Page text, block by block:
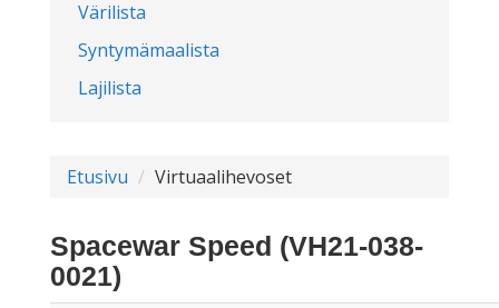
Värilista
Syntymämaalista
Lajilista
Etusivu Virtuaalihevoset
Spacewar Speed (VH21-038-
0021)